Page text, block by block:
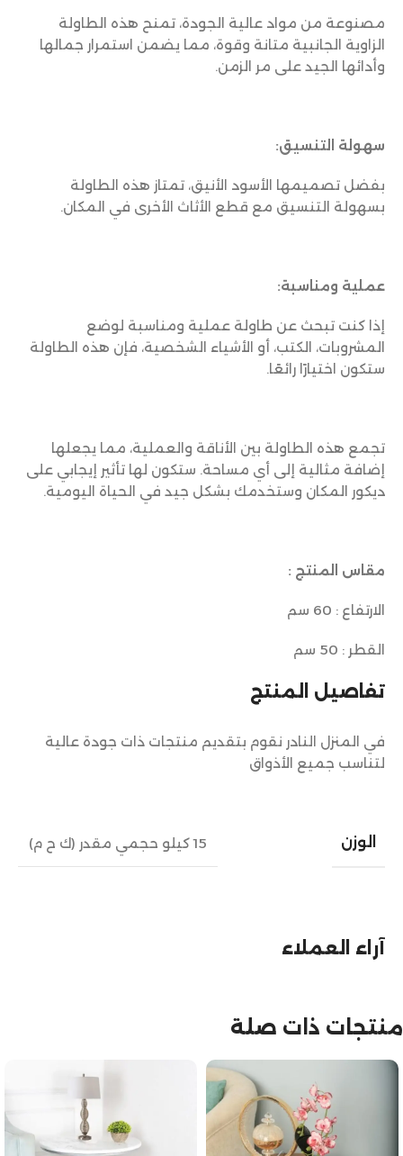
تفاصيل المنتج
في المنزل النادر نقوم بتقديم منتجات ذات جودة عالية
لتناسب جميع الأذواق
الوزن 15 كيلو حجمي مقدر (ك ح م)
مصنوعة من مواد عالية الجودة، تمنح هذه الطاولة
الزاوية الجانبية متانة وقوة، مما يضمن استمرار جمالها
وأدائها الجيد على مر الزمن.
سهولة التنسيق:
بفضل تصميمها الأسود الأنيق، تمتاز هذه الطاولة
بسهولة التنسيق مع قطع الأثاث الأخرى في المكان.
عملية ومناسبة:
إذا كنت تبحث عن طاولة عملية ومناسبة لوضع
المشروبات، الكتب، أو الأشياء الشخصية، فإن هذه الطاولة
ستكون اختيارًا رائعًا.
تجمع هذه الطاولة بين الأناقة والعملية، مما يجعلها
إضافة مثالية إلى أي مساحة. ستكون لها تأثير إيجابي على
ديكور المكان وستخدمك بشكل جيد في الحياة اليومية.
مقاس المنتج :
الارتفاع : 60 سم
القطر : 50 سم
آراء العملاء
منتجات ذات صلة